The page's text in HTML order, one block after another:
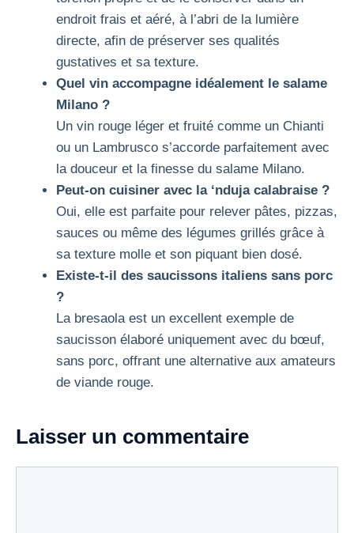
endroit frais et aéré, à l’abri de la lumière
directe, afin de préserver ses qualités
gustatives et sa texture.
Quel vin accompagne idéalement le salame
Milano ?
Un vin rouge léger et fruité comme un Chianti
ou un Lambrusco s’accorde parfaitement avec
la douceur et la finesse du salame Milano.
Peut-on cuisiner avec la ‘nduja calabraise ?
Oui, elle est parfaite pour relever pâtes, pizzas,
sauces ou même des légumes grillés grâce à
sa texture molle et son piquant bien dosé.
Existe-t-il des saucissons italiens sans porc
?
La bresaola est un excellent exemple de
saucisson élaboré uniquement avec du bœuf,
sans porc, offrant une alternative aux amateurs
de viande rouge.
Laisser un commentaire